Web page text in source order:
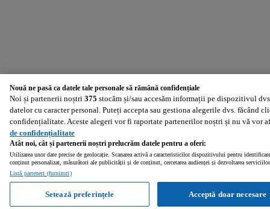
Nouă ne pasă ca datele tale personale să rămână confidențiale
Noi și partenerii noștri 375 stocăm și/sau accesăm informații pe dispozitivul
datelor cu caracter personal. Puteți accepta sau gestiona alegerile dvs. făcând
confidențialitate. Aceste alegeri vor fi raportate partenerilor noștri și nu vă vor
de confidențialitate
Atât noi, cât și partenerii noștri prelucrăm datele pentru a oferi:
Utilizarea unor date precise de geolocație. Scanarea activă a caracteristicilor dispozitivului pentru
conținut personalizat, măsurători ale publicității și de conținut, cercetarea audienței și dezvoltarea
Listă parteneri (furnizori)
Acceptă doar necesare
Setează preferințele